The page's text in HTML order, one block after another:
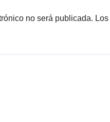
no será publicada.